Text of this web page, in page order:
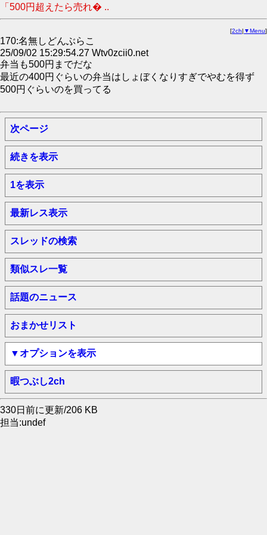
「500円超えたら売れ� ..
[2ch| ▼Menu]
170:名無しどんぶらこ
25/09/02 15:29:54.27 Wtv0zcii0.net
弁当も500円までだな
最近の400円ぐらいの弁当はしょぼくなりすぎでやむを得ず
500円ぐらいのを買ってる
次ページ
続きを表示
1を表示
最新レス表示
スレッドの検索
類似スレ一覧
話題のニュース
おまかせリスト
▼オプションを表示
暇つぶし2ch
330日前に更新/206 KB
担当:undef